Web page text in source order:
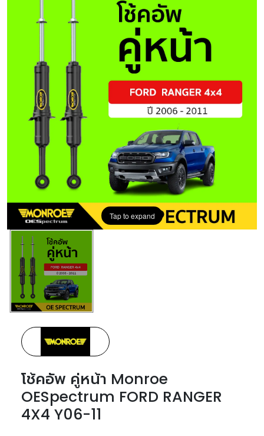
Tap to expand
โช้คอัพ คู่หน้า Monroe
OESpectrum FORD RANGER
4X4 Y06-11